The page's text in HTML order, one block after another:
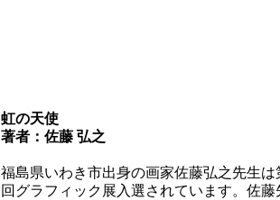
虹の天使
著者：佐藤 弘之
福島県いわき市出身の画家佐藤弘之先生
回グラフィック展入選されています。佐